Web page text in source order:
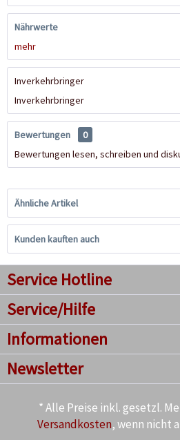
Nährwerte
mehr
Inverkehrbringer
Inverkehrbringer
Bewertungen
0
Bewertungen lesen, schreiben und
Ähnliche Artikel
Kunden kauften auch
Service Hotline
Service/Hilfe
Informationen
Newsletter
* Alle Preise inkl. gesetzl.
Versandkosten, wenn nicht